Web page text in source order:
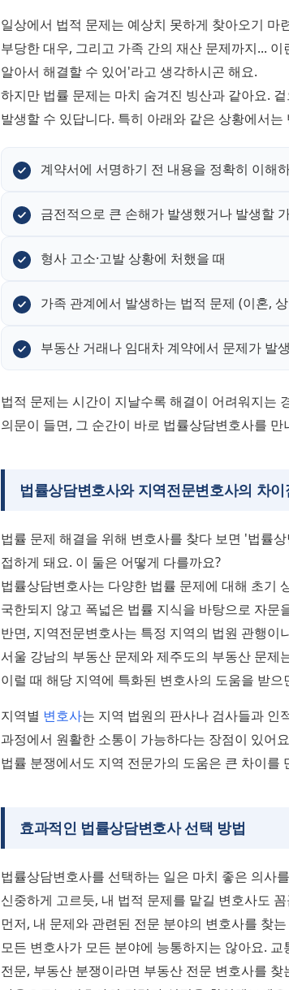
일상에서 법적 문제는 예상치 못하게 찾아오기 마
부당한 대우, 그리고 가족 간의 재산 문제까지...
알아서 해결할 수 있어'라고 생각하시곤 해요.
하지만 법률 문제는 마치 숨겨진 빙산과 같아요.
발생할 수 있답니다. 특히 아래와 같은 상황에서
계약서에 서명하기 전 내용을 정확히 이해
금전적으로 큰 손해가 발생했거나 발생할
형사 고소·고발 상황에 처했을 때
가족 관계에서 발생하는 법적 문제 (이혼,
부동산 거래나 임대차 계약에서 문제가 발
법적 문제는 시간이 지날수록 해결이 어려워지는
의문이 들면, 그 순간이 바로 법률상담변호사를
법률상담변호사와 지역전문변호사의 차이
법률 문제 해결을 위해 변호사를 찾다 보면 '법률
접하게 돼요. 이 둘은 어떻게 다를까요?
법률상담변호사는 다양한 법률 문제에 대해 초기
국한되지 않고 폭넓은 법률 지식을 바탕으로 자문
반면, 지역전문변호사는 특정 지역의 법원 관행
서울 강남의 부동산 문제와 제주도의 부동산 문
이럴 때 해당 지역에 특화된 변호사의 도움을 받
지역별 변호사는 지역 법원의 판사나 검사들과 인
과정에서 원활한 소통이 가능하다는 장점이 있어
법률 분쟁에서도 지역 전문가의 도움은 큰 차이를
효과적인 법률상담변호사 선택 방법
법률상담변호사를 선택하는 일은 마치 좋은 의사
신중하게 고르듯, 내 법적 문제를 맡길 변호사도
먼저, 내 문제와 관련된 전문 분야의 변호사를 찾
모든 변호사가 모든 분야에 능통하지는 않아요.
전문, 부동산 분쟁이라면 부동산 전문 변호사를 찾